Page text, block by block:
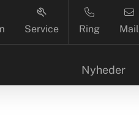
Service Ring Mail
Nyheder